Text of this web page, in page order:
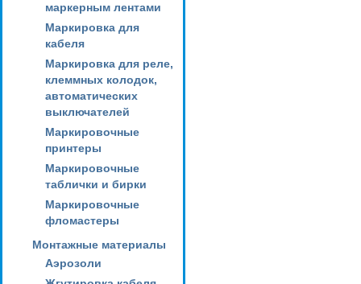
маркерным лентами
Маркировка для
кабеля
Маркировка для реле,
клеммных колодок,
автоматических
выключателей
Маркировочные
принтеры
Маркировочные
таблички и бирки
Маркировочные
фломастеры
Монтажные материалы
Аэрозоли